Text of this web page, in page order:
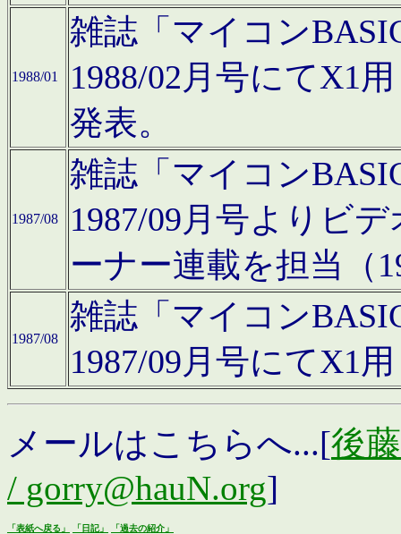
1988/01
雑誌「マイコン
1988/02月号にてX1
発表。
1987/08
雑誌「マイコン
1987/09月号よりビ
ーナー連載を担当（
1987/08
雑誌「マイコン
1987/09月号にてX1
メールはこちらへ...[後
/ gorry@hauN.org]
「表紙へ戻る」 「日記」 「過去の紹介」